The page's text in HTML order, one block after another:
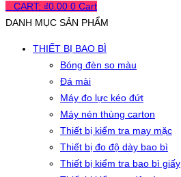
CART: ₫0.00 0 Cart
DANH MỤC SẢN PHẨM
THIẾT BỊ BAO BÌ
Bóng đèn so màu
Đá mài
Máy đo lực kéo đứt
Máy nén thùng carton
Thiết bị kiểm tra may mặc
Thiết bị đo độ dày bao bì
Thiết bị kiểm tra bao bì giấy